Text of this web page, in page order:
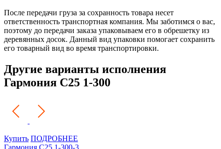
После передачи груза за сохранность товара несет
ответственность транспортная компания. Мы заботимся о вас,
поэтому до передачи заказа упаковываем его в обрешетку из
деревянных досок. Данный вид упаковки помогает сохранить
его товарный вид во время транспортировки.
Другие варианты исполнения
Гармония С25 1-300
Купить ПОДРОБНЕЕ